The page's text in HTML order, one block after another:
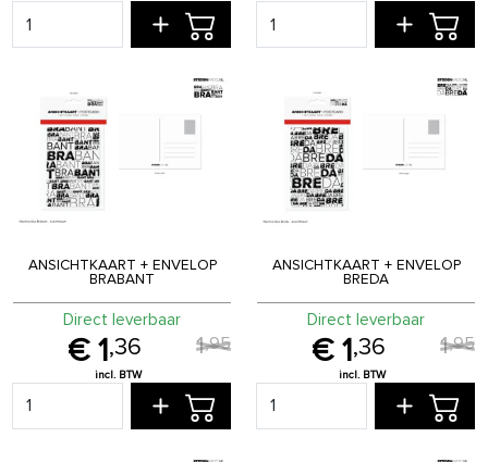
ANSICHTKAART + ENVELOP
BRABANT
1 ,36 1,95
Direct leverbaar
ANSICHTKAART + ENVELOP
BREDA
1 ,36 1,95
Direct leverbaar